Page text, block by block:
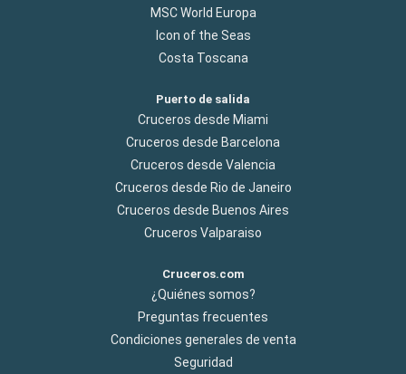
MSC World Europa
Icon of the Seas
Costa Toscana
Puerto de salida
Cruceros desde Miami
Cruceros desde Barcelona
Cruceros desde Valencia
Cruceros desde Rio de Janeiro
Cruceros desde Buenos Aires
Cruceros Valparaiso
Cruceros.com
¿Quiénes somos?
Preguntas frecuentes
Condiciones generales de venta
Seguridad